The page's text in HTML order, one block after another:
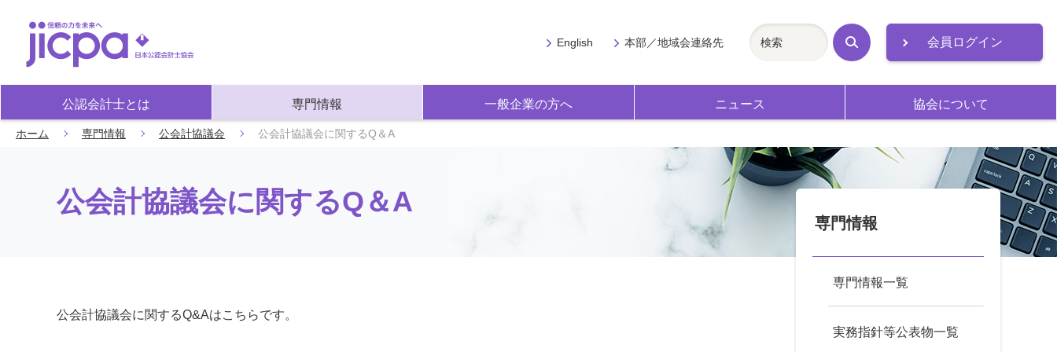
会員ログイン
公認会計士とは 専門情報 一般企業の方へ ニュース 協会について
English 本部／地域会連絡先
検
索
ホーム 専門情報 公会計協議会 公会計協議会に関するQ＆A
公会計協議会に関するQ＆A
公会計協議会に関するQ&Aはこちらです。
専門情報
専門情報一覧
実務指針等公表物一覧